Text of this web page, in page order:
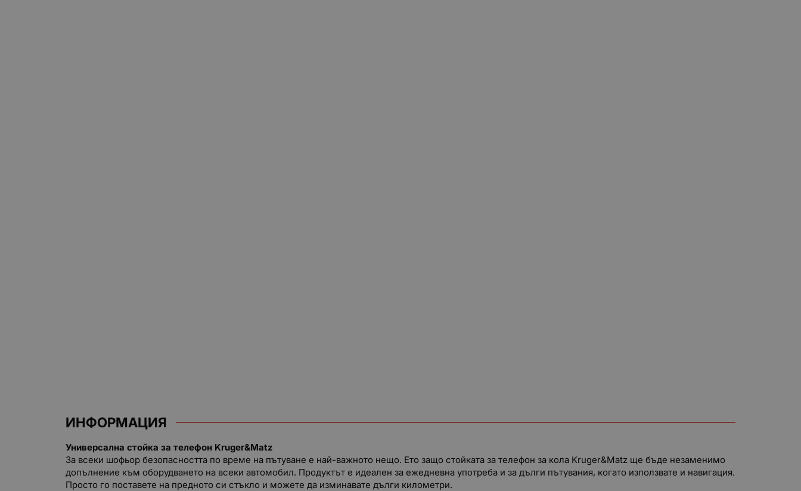
ИНФОРМАЦИЯ
Универсална стойка за телефон Kruger&Matz
За всеки шофьор безопасността по време на пътуване е най-важното нещо. Ето защо стойката за телефон за кола Kruger&Matz ще бъде незаменимо
допълнение към оборудването на всеки автомобил. Продуктът е идеален за ежедневна употреба и за дълги пътувания, когато използвате и навигация.
Просто го поставете на предното си стъкло и можете да изминавате дълги километри.